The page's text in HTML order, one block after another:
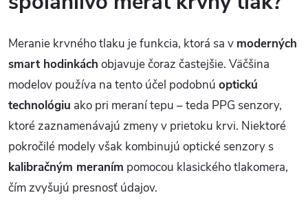
Meranie krvného tlaku je funkcia, ktorá sa v moderných
smart hodinkách objavuje čoraz častejšie. Väčšina
modelov používa na tento účel podobnú optickú
technológiu ako pri meraní tepu – teda PPG senzory,
ktoré zaznamenávajú zmeny v prietoku krvi. Niektoré
pokročilé modely však kombinujú optické senzory s
kalibračným meraním pomocou klasického tlakomera,
čím zvyšujú presnosť údajov.